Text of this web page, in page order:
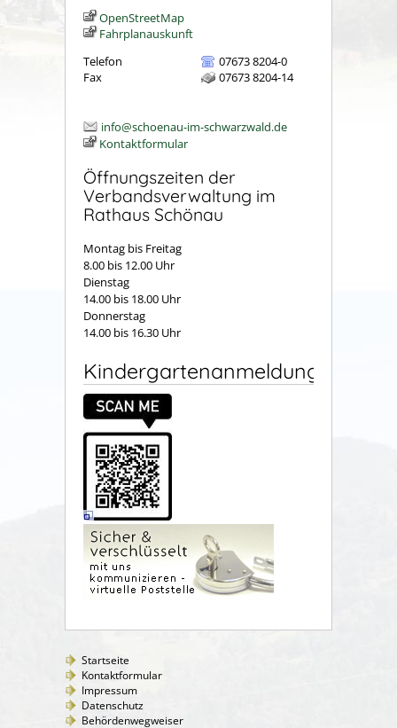
OpenStreetMap
Fahrplanauskunft
Telefon
07673 8204-0
Fax
07673 8204-14
info@schoenau-im-schwarzwald.de
Kontaktformular
Öffnungszeiten der
Verbandsverwaltung im
Rathaus Schönau
Montag bis Freitag
8.00 bis 12.00 Uhr
Dienstag
14.00 bis 18.00 Uhr
Donnerstag
14.00 bis 16.30 Uhr
Kindergartenanmeldung
Startseite
Kontaktformular
Impressum
Datenschutz
Behördenwegweiser